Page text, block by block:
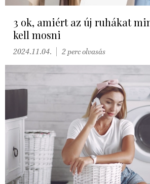
3 ok, amiért az új ruhákat
kell mosni
2024.11.04. 2 perc olvasás